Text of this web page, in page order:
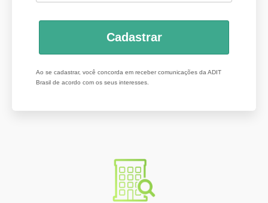
Cadastrar
Ao se cadastrar, você concorda em receber comunicações da ADIT
Brasil de acordo com os seus interesses.